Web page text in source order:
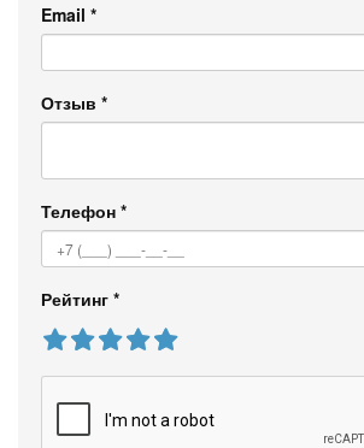
Email *
Отзыв *
Телефон *
Рейтинг *